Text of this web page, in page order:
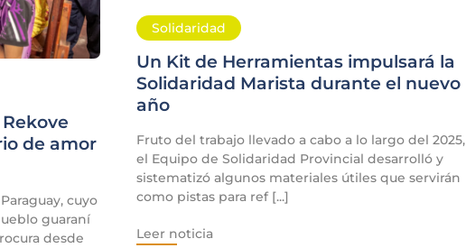
de amor
cuyo
guaraní
desde
Solidaridad
Un Kit de Herramientas impulsará la
Solidaridad Marista durante el nuevo
año
Fruto del trabajo llevado a cabo a lo largo del 2025,
el Equipo de Solidaridad Provincial desarrolló y
sistematizó algunos materiales útiles que servirán
como pistas para ref [...]
Leer noticia